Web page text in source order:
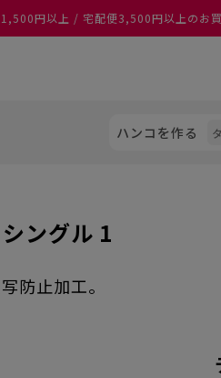
1,500円以上 / 宅配便3,500円以上のお
ハンコを作る
ングル 1
防止加工。